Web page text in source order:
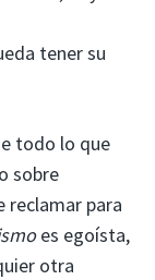
tener su
todo lo que
sobre
reclamar para
es egoísta,
otra